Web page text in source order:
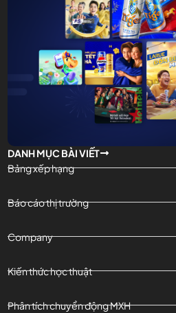
DANH MỤC BÀI VIẾT
Bảng xếp hạng
Báo cáo thị trường
Company
Kiến thức học thuật
Phân tích chuyển động MXH